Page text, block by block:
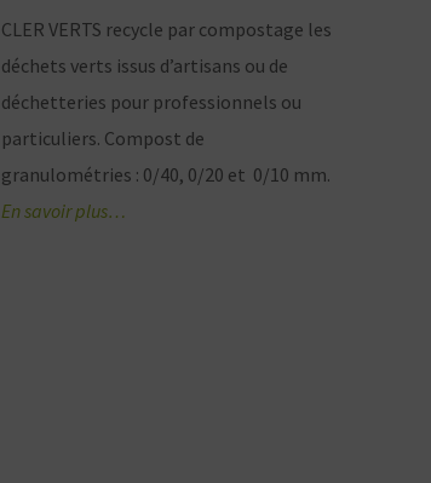
CLER VERTS recycle par compostage les
déchets verts issus d’artisans ou de
déchetteries pour professionnels ou
particuliers. Compost de
granulométries : 0/40, 0/20 et 0/10 mm.
En savoir plus…